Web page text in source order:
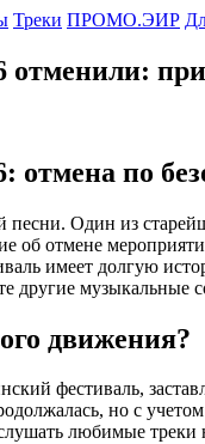
Треки ПРОМО.ЭИР
отменили:
отмена по
песни. Один из
об отмене
имеет долгую
другие музыкальные
движения?
фестиваль,
но с
любимые треки